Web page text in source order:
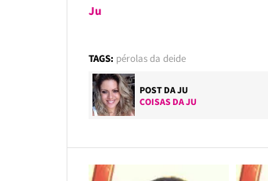
Ju
TAGS: pérolas da deide
POST DAJU
COISAS DA JU